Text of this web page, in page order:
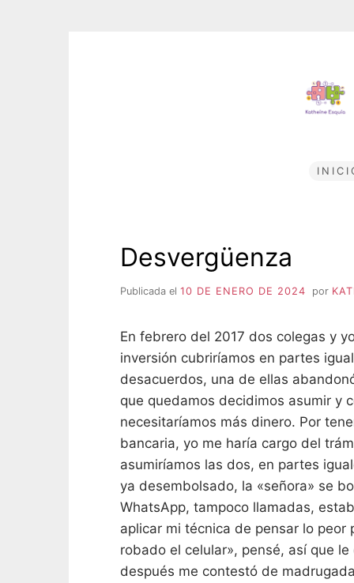
Desvergüenza
Publicada el 10 DE ENERO DE 2024 por
En febrero del 2017 dos colegas y
inversión cubriríamos en partes
desacuerdos, una de ellas
que quedamos decidimos asumir y
necesitaríamos más dinero. Por
bancaria, yo me haría cargo del
asumiríamos las dos, en partes
ya desembolsado, la «señora» se
WhatsApp, tampoco llamadas,
aplicar mi técnica de pensar lo peor
robado el celular», pensé, así que
después me contestó de